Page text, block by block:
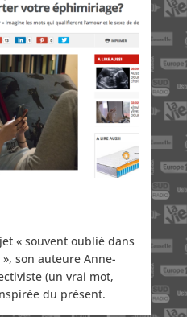
« souvent oublié dans
son auteure Anne-
(un vrai mot,
du présent.